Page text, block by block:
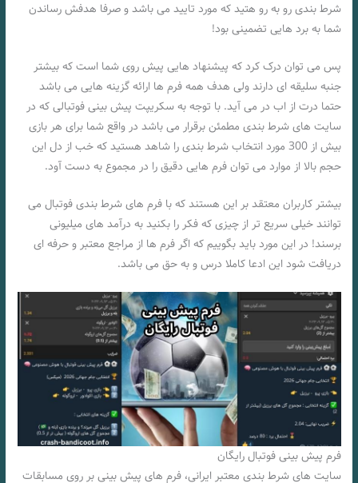
شرط بندی رو به رو هتید که مورد تایید می باشد و صرفا هدفش رساندن
شما به برد هایی تضمینی بود!
پس می توان درک کرد که پیشنهاد هایی پیش روی شما است که بیشتر
جنبه سلیقه ای دارند ولی هدف همه فرم ها ارائه گزینه هایی می باشد
حتما درت از اب در می آید. با توجه به سکریپت پیش بینی فوتبالی که در
سایت های شرط بندی مطمئن برقرار می باشد در واقع شما برای هر بازی
بیش از 300 مورد انتخاب شرط بندی را شاهد هستید که خب از دل این
حجم بالا از موارد می توان فرم هایی دقیق را در مجموع به دست آود.
بیشتر کاربران معتقد بر این هستند که با فرم های شرط بندی فوتبال می
توانند خیلی سریع تر از چیزی که فکر را بکنید به درآمد های میلیونی
برسند! در این مورد باید بگوییم که اگر فرم ها از مراجع معتبر و حرفه ای
دریافت شود این ادعا کاملا درس و به حق می باشد.
فرم پیش بینی فوتبال رایگان
سایت های شرط بندی معتبر ایرانی، فرم های پیش بینی بر روی مسابقات